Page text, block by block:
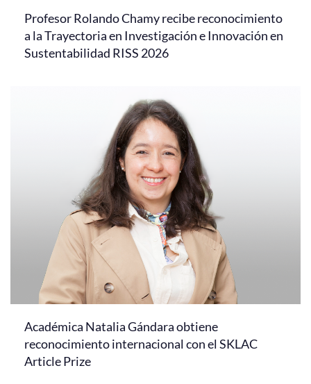
Profesor Rolando Chamy recibe reconocimiento
a la Trayectoria en Investigación e Innovación en
Sustentabilidad RISS 2026
Académica Natalia Gándara obtiene
reconocimiento internacional con el SKLAC
Article Prize